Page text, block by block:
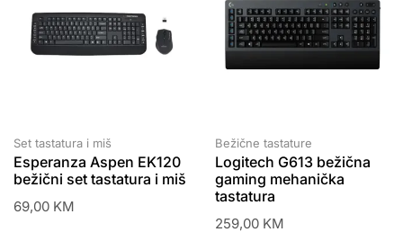
Set tastatura i miš
Esperanza Aspen EK120
bežični set tastatura i miš
69,00 KM
Bežične tastature
Logitech G613 bežična
gaming mehanička
tastatura
259,00 KM